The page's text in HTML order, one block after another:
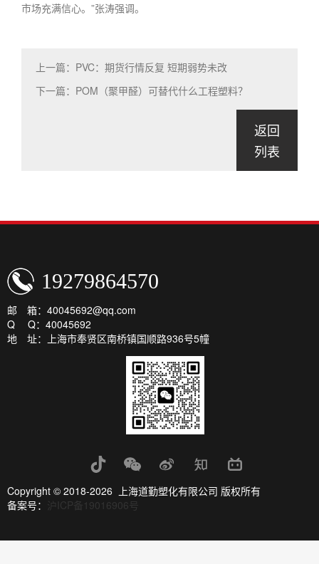
市场充满信心。”张涛强调。
上一篇：PVC：期货行情反复 短期弱势未改
下一篇：POM（聚甲醛）可替代什么工程塑料？
返回
列表
19279864570
邮 箱：40045692@qq.com
Q Q：40045692
地 址：上海市奉贤区南桥镇国顺路936号5幢
Copyright © 2018-2026 上海道勤塑化有限公司 版权所有
备案号： 沪ICP备19016906号